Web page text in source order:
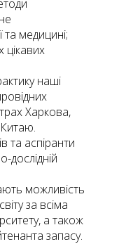
та медицині;
цікавих
наші
Харкова,
та аспіранти
дослідній
можливість
за всіма
а також
запасу.